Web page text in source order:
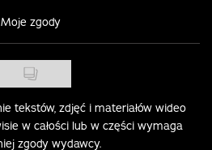
Moje zgody
tekstów, zdjęć i materiałów wideo
w całości lub w części wymaga
zgody wydawcy.